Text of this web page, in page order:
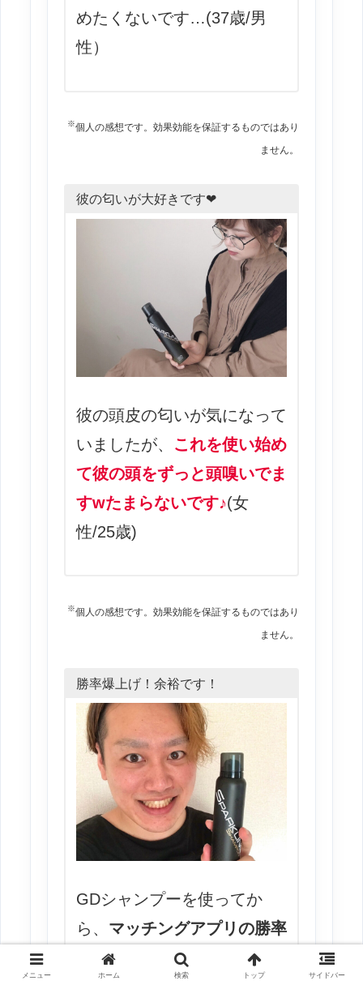
めたくないです…(37歳/男
性）
※個人の感想です。効果効能を保証するものではあり
ません。
彼の匂いが大好きです❤︎
彼の頭皮の匂いが気になって
いましたが、
これを使い始め
て彼の頭をずっと頭嗅いでま
すwたまらないです♪(女
性/25歳)
※個人の感想です。効果効能を保証するものではあり
ません。
勝率爆上げ！余裕です！
GDシャンプーを使ってか
ら、 マッチングアプリの勝率
がやばいです！
何もしてもモ
メニュー ホーム 検索 トップ サイドバー